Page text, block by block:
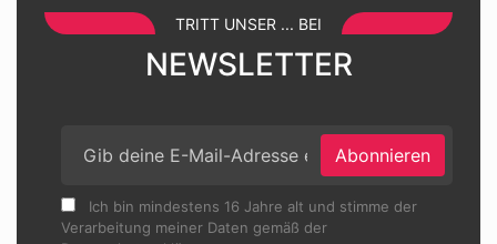
TRITT UNSER ... BEI
NEWSLETTER
Abonnieren
Ich bin mindestens 16 Jahre alt und stimme der
Verarbeitung meiner Daten gemäß der